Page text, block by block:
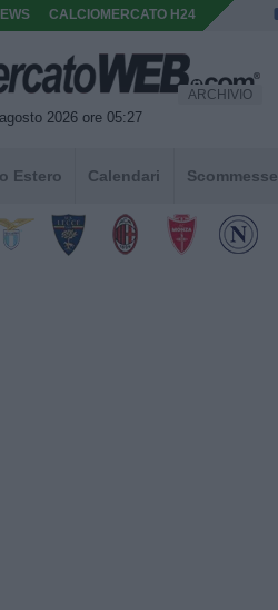
CALCIOMERCATO H24
2026 ore 05:27
ARCHIVIO
Estero Calendari Scommesse